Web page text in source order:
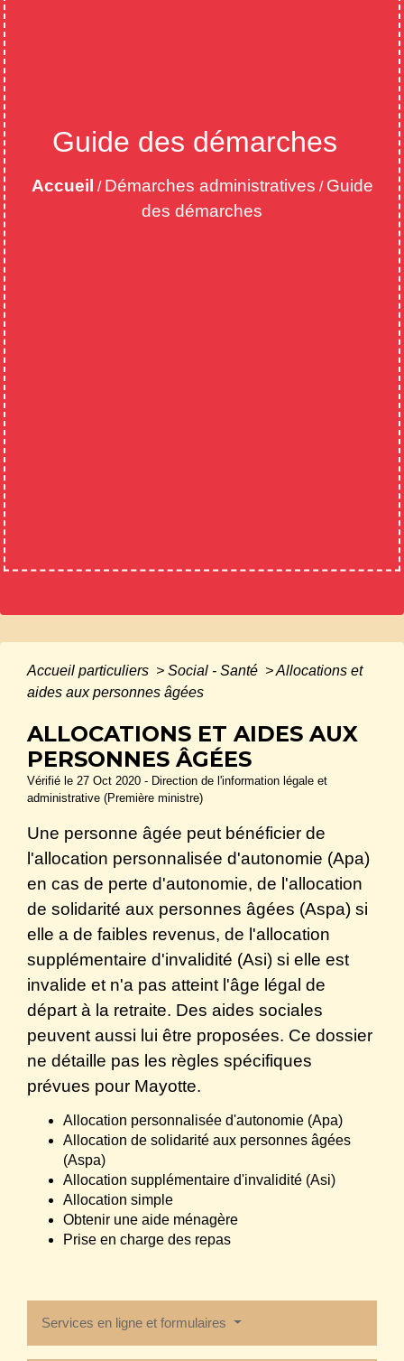
Guide des démarches
Accueil / Démarches administratives / Guide
des démarches
Accueil particuliers > Social - Santé >Allocations et
aides aux personnes âgées
ALLOCATIONS ET AIDES AUX
PERSONNES ÂGÉES
Vérifié le 27 Oct 2020 - Direction de l'information légale et
administrative (Première ministre)
Une personne âgée peut bénéficier de
l'allocation personnalisée d'autonomie (Apa)
en cas de perte d'autonomie, de l'allocation
de solidarité aux personnes âgées (Aspa) si
elle a de faibles revenus, de l'allocation
supplémentaire d'invalidité (Asi) si elle est
invalide et n'a pas atteint l'âge légal de
départ à la retraite. Des aides sociales
peuvent aussi lui être proposées. Ce dossier
ne détaille pas les règles spécifiques
prévues pour Mayotte.
Allocation personnalisée d'autonomie (Apa)
Allocation de solidarité aux personnes âgées
(Aspa)
Allocation supplémentaire d'invalidité (Asi)
Allocation simple
Obtenir une aide ménagère
Prise en charge des repas
Services en ligne et formulaires